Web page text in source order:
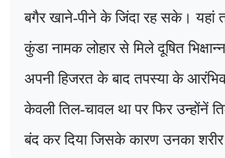
बगैर खाने-पीने के जिंदा रह सके। यहां
कुंडा नामक लोहार से मिले दूषित
अपनी हिजरत के बाद तपस्या के
केवली तिल-चावल था पर फिर उन्होंनें
बंद कर दिया जिसके कारण उनका